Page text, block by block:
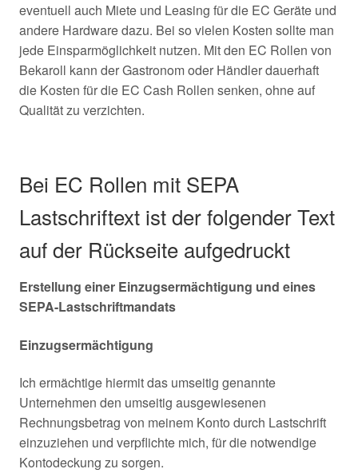
eventuell auch Miete und Leasing für die EC Geräte und
andere Hardware dazu. Bei so vielen Kosten sollte man
jede Einsparmöglichkeit nutzen. Mit den EC Rollen von
Bekaroll kann der Gastronom oder Händler dauerhaft
die Kosten für die EC Cash Rollen senken, ohne auf
Qualität zu verzichten.
Bei EC Rollen mit SEPA
Lastschriftext ist der folgender Text
auf der Rückseite aufgedruckt
Erstellung einer Einzugsermächtigung und eines
SEPA-Lastschriftmandats
Einzugsermächtigung
Ich ermächtige hiermit das umseitig genannte
Unternehmen den umseitig ausgewiesenen
Rechnungsbetrag von meinem Konto durch Lastschrift
einzuziehen und verpflichte mich, für die notwendige
Kontodeckung zu sorgen.